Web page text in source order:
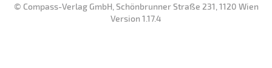
© Compass-Verlag GmbH, Schönbrunner Straße 231, 1120 Wien
Version 1.17.4